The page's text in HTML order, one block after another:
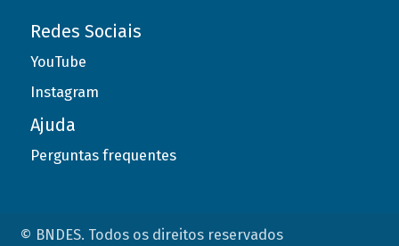
Redes Sociais
YouTube
Instagram
Ajuda
Perguntas frequentes
© BNDES. Todos os direitos reservados